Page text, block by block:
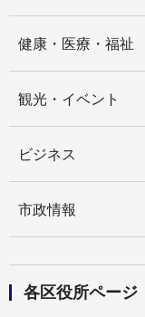
健康・医療・福祉
観光・イベント
ビジネス
市政情報
各区役所ページ